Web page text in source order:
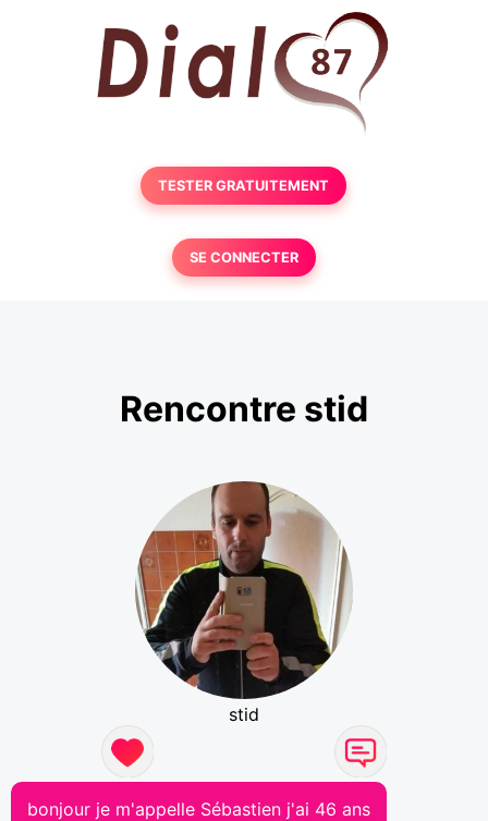
TESTER GRATUITEMENT
SE CONNECTER
Rencontre stid
stid
bonjour je m'appelle Sébastien j'ai 46 ans